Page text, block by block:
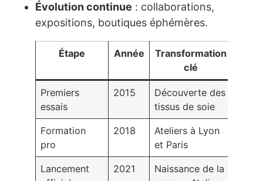
Évolution continue : collaborations,
expositions, boutiques éphémères.
Étape Année
Transformation
clé
Premiers
essais
2015
Découverte des
tissus de soie
Formation
pro
2018
Ateliers à Lyon
et Paris
Lancement
2021
Naissance de la